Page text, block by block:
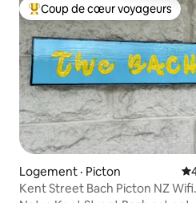
Coup de cœur voyageurs parmi
Coup de cœur voyageurs
Logement · Picton
Kent Street Bach Picton NZ Wifi